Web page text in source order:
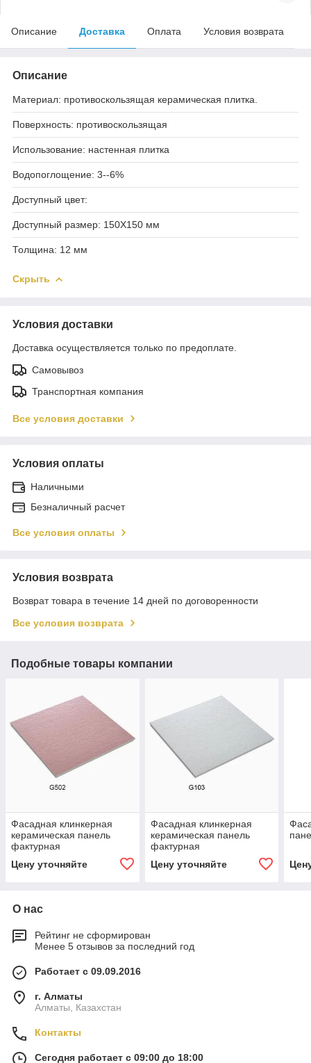
Описание Доставка Оплата Условия возврата
Описание
Материал: противоскользящая керамическая плитка.
Поверхность: противоскользящая
Использование: настенная плитка
Водопоглощение: 3--6%
Доступный цвет:
Доступный размер: 150X150 мм
Толщина: 12 мм
Скрыть
Условия доставки
Доставка осуществляется только по предоплате.
Самовывоз
Транспортная компания
Все условия доставки
Условия оплаты
Наличными
Безналичный расчет
Все условия оплаты
Условия возврата
Возврат товара в течение 14 дней по договоренности
Все условия возврата
Подобные товары компании
Фасадная клинкерная
керамическая панель
фактурная
Цену уточняйте
Фасадная клинкерная
керамическая панель
фактурная
Цену уточняйте
О нас
Рейтинг не сформирован
Менее 5 отзывов за последний год
Работает с 09.09.2016
г. Алматы
Алматы, Казахстан
Контакты
Сегодня работает с 09:00 до 18:00